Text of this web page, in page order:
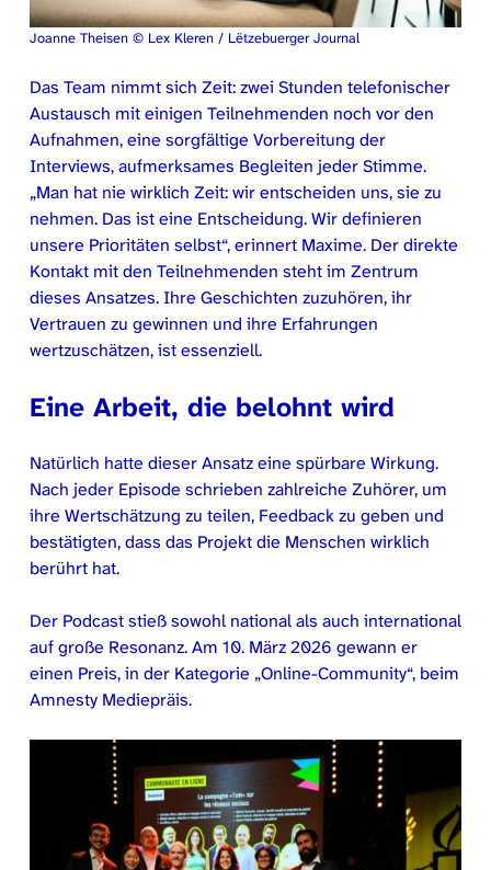
Joanne Theisen © Lex Kleren / Lëtzebuerger Journal
Das Team nimmt sich Zeit: zwei Stunden telefonischer
Austausch mit einigen Teilnehmenden noch vor den
Aufnahmen, eine sorgfältige Vorbereitung der
Interviews, aufmerksames Begleiten jeder Stimme.
„Man hat nie wirklich Zeit: wir entscheiden uns, sie zu
nehmen. Das ist eine Entscheidung. Wir definieren
unsere Prioritäten selbst“, erinnert Maxime. Der direkte
Kontakt mit den Teilnehmenden steht im Zentrum
dieses Ansatzes. Ihre Geschichten zuzuhören, ihr
Vertrauen zu gewinnen und ihre Erfahrungen
wertzuschätzen, ist essenziell.
Eine Arbeit, die belohnt wird
Natürlich hatte dieser Ansatz eine spürbare Wirkung.
Nach jeder Episode schrieben zahlreiche Zuhörer, um
ihre Wertschätzung zu teilen, Feedback zu geben und
bestätigten, dass das Projekt die Menschen wirklich
berührt hat.
Der Podcast stieß sowohl national als auch international
auf große Resonanz. Am 10. März 2026 gewann er
einen Preis, in der Kategorie „Online-Community“, beim
Amnesty Mediepräis.